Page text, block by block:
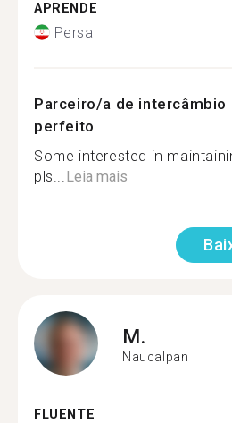
APRENDE
Persa
Parceiro/a de intercâmbio
perfeito
Some interested in
pls... Leia mais
M.
Naucalpan
FLUENTE